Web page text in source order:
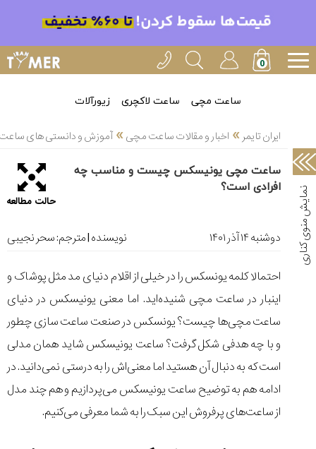
ساعت مچی ساعت لاکچری زیورآلات
ایران تایمر » اخبار و مقالات ساعت مچی» آموزش و دانستی های
ساعت مچی یونیسکس چیست و مناسب چه
افرادی است؟
حالت مطالعه
دوشنبه ۱۴ آذر ۱۴۰۱ نویسنده | مترجم:سحر نجیبی
احتمالا کلمه یونسکس را در خیلی از اقلام دنیای مد مثل پوشاک و
اینبار در ساعت مچی شنیده‌اید. اما معنی یونیسکس در دنیای
ساعت مچی‌ها چیست؟ یونسکس در صنعت ساعت سازی چطور
و با چه هدفی شکل گرفت؟ ساعت یونیسکس شاید همان مدلی
است که به دنبال آن هستید اما معنی‌اش را به درستی نمی‌دانید. در
ادامه هم به توضیح ساعت یونیسکس می‌پردازیم و هم چند مدل
از ساعت‌های پرفروش این سبک را به شما معرفی می‌کنیم.
خدمات
ایران
تایمر(11)
سرزمین
ساعت،
سوئیس(136)
آموزش
دانستی
های